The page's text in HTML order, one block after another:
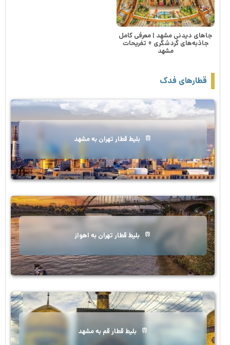
جاهای دیدنی مشهد | معرفی کامل
جاذبه‌های گردشگری + تفریحات
مشهد
قطارهای فدک
بلیط قطار تهران به مشهد
بلیط قطار تهران به اهواز
بلیط قطار قم به مشهد